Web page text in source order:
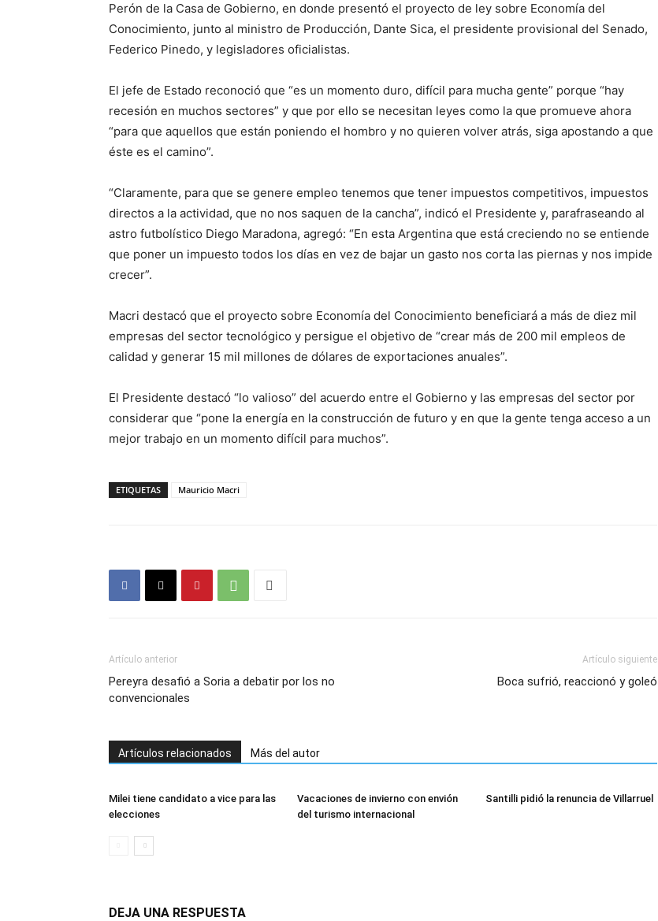
Perón de la Casa de Gobierno, en donde presentó el proyecto de ley sobre Economía del
Conocimiento, junto al ministro de Producción, Dante Sica, el presidente provisional del Senado,
Federico Pinedo, y legisladores oficialistas.
El jefe de Estado reconoció que “es un momento duro, difícil para mucha gente” porque “hay
recesión en muchos sectores” y que por ello se necesitan leyes como la que promueve ahora
“para que aquellos que están poniendo el hombro y no quieren volver atrás, siga apostando a que
éste es el camino”.
“Claramente, para que se genere empleo tenemos que tener impuestos competitivos, impuestos
directos a la actividad, que no nos saquen de la cancha”, indicó el Presidente y, parafraseando al
astro futbolístico Diego Maradona, agregó: “En esta Argentina que está creciendo no se entiende
que poner un impuesto todos los días en vez de bajar un gasto nos corta las piernas y nos impide
crecer”.
Macri destacó que el proyecto sobre Economía del Conocimiento beneficiará a más de diez mil
empresas del sector tecnológico y persigue el objetivo de “crear más de 200 mil empleos de
calidad y generar 15 mil millones de dólares de exportaciones anuales”.
El Presidente destacó “lo valioso” del acuerdo entre el Gobierno y las empresas del sector por
considerar que “pone la energía en la construcción de futuro y en que la gente tenga acceso a un
mejor trabajo en un momento difícil para muchos”.
ETIQUETAS Mauricio Macri
Artículo anterior
Pereyra desafió a Soria a debatir por los no
convencionales
Artículo siguiente
Boca sufrió, reaccionó y goleó
Artículos relacionados Más del autor
Milei tiene candidato a vice para las
elecciones
Vacaciones de invierno con envión
del turismo internacional
Santilli pidió la renuncia de Villarruel
DEJA UNA RESPUESTA